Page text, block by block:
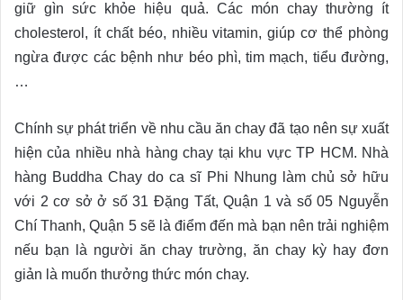
giữ gìn sức khỏe hiệu quả. Các món chay thường ít
cholesterol, ít chất béo, nhiều vitamin, giúp cơ thể phòng
ngừa được các bệnh như béo phì, tim mạch, tiểu đường,
…
Chính sự phát triển về nhu cầu ăn chay đã tạo nên sự xuất
hiện của nhiều nhà hàng chay tại khu vực TP HCM. Nhà
hàng Buddha Chay do ca sĩ Phi Nhung làm chủ sở hữu
với 2 cơ sở ở số 31 Đặng Tất, Quận 1 và số 05 Nguyễn
Chí Thanh, Quận 5 sẽ là điểm đến mà bạn nên trải nghiệm
nếu bạn là người ăn chay trường, ăn chay kỳ hay đơn
giản là muốn thưởng thức món chay.